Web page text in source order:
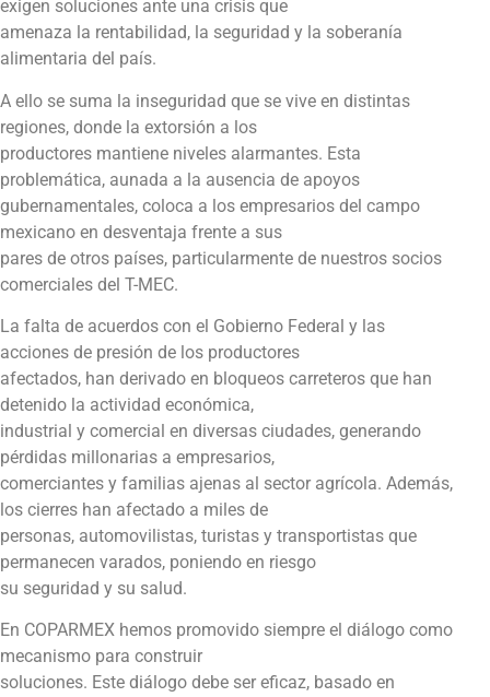
exigen soluciones ante una crisis que
amenaza la rentabilidad, la seguridad y la soberanía
alimentaria del país.
A ello se suma la inseguridad que se vive en distintas
regiones, donde la extorsión a los
productores mantiene niveles alarmantes. Esta
problemática, aunada a la ausencia de apoyos
gubernamentales, coloca a los empresarios del campo
mexicano en desventaja frente a sus
pares de otros países, particularmente de nuestros socios
comerciales del T-MEC.
La falta de acuerdos con el Gobierno Federal y las
acciones de presión de los productores
afectados, han derivado en bloqueos carreteros que han
detenido la actividad económica,
industrial y comercial en diversas ciudades, generando
pérdidas millonarias a empresarios,
comerciantes y familias ajenas al sector agrícola. Además,
los cierres han afectado a miles de
personas, automovilistas, turistas y transportistas que
permanecen varados, poniendo en riesgo
su seguridad y su salud.
En COPARMEX hemos promovido siempre el diálogo como
mecanismo para construir
soluciones. Este diálogo debe ser eficaz, basado en